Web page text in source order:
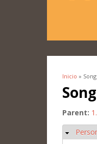
Se
Inicio »
Parent: